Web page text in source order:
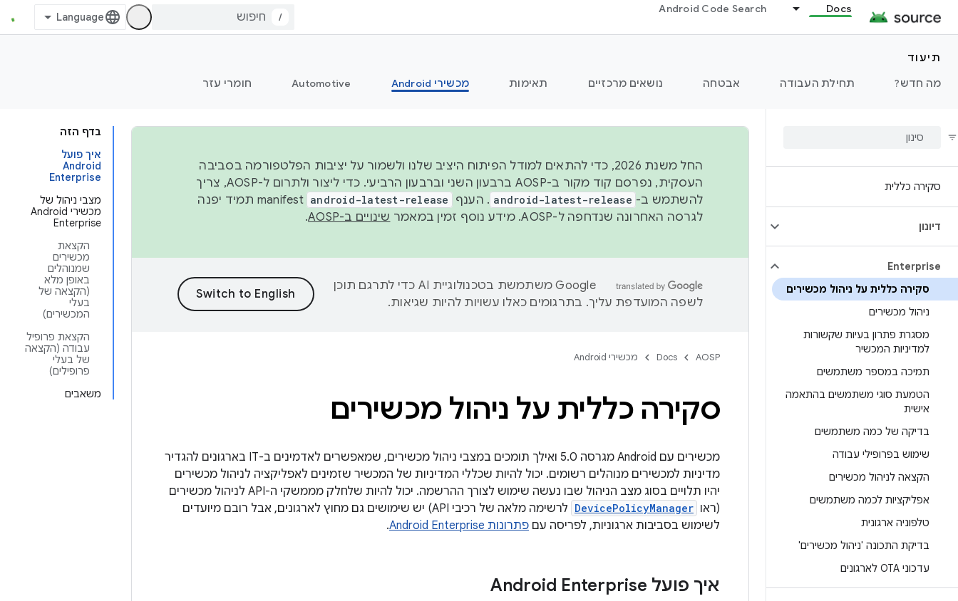
Docs
Android Code Search
/
תיעוד
מה חדש?
תחילת העבודה אבטחה נושאים מרכזיים תאימות מכשירי Android Automotive חומרי עזר
סקירה כללית
דיונון
Enterprise
סקירה כללית על ניהול מכשירים
ניהול מכשירים
מסגרת פתרון בעיות שקשורות
למדיניות המכשיר
תמיכה במספר משתמשים
הטמעת סוגי משתמשים בהתאמה
אישית
בדיקה של כמה משתמשים
שימוש בפרופילי עבודה
הקצאה לניהול מכשירים
אפליקציות לכמה משתמשים
טלפוניה ארגונית
בדיקת התכונה 'ניהול מכשירים'
עדכוני OTA לארגונים
בדף הזה
איך פועל
Android
Enterprise
מצבי ניהול של
מכשירי Android
Enterprise
הקצאת
מכשירים
שמנוהלים
באופן מלא
(הקצאה של
בעלי
המכשירים)
הקצאת פרופיל
עבודה (הקצאה
של בעלי
פרופילים)
משאבים
החל משנת 2026, כדי להתאים למודל הפיתוח היציב שלנו ולשמור על יציבות הפלטפורמה בסביבה
העסקית, נפרסם קוד מקור ב-AOSP ברבעון השני וברבעון הרביעי. כדי ליצור ולתרום ל-AOSP, צריך
להשתמש ב- android-latest-release . הענף android-latest-release
manifest תמיד יפנה
לגרסה האחרונה שנדחפה ל-AOSP. מידע נוסף זמין במאמר
שינויים ב-AOSP .
‫Google משתמשת בטכנולוגיית AI כדי לתרגם תוכן
לשפה המועדפת עליך. בתרגומים כאלו עשויות להיות שגיאות.
AOSP
Docs מכשירי Android
סקירה כללית על ניהול מכשירים
מכשירים עם Android מגרסה 5.0 ואילך תומכים במצבי ניהול מכשירים, שמאפשרים לאדמינים ב-IT בארגונים להגדיר
מדיניות למכשירים מנוהלים רשומים. יכול להיות שכללי המדיניות של המכשיר שזמינים לאפליקציה לניהול מכשירים
יהיו תלויים בסוג מצב הניהול שבו נעשה שימוש לצורך ההרשמה. יכול להיות שלחלק מממשקי ה-API לניהול מכשירים
(ראו DevicePolicyManager
לרשימה מלאה של רכיבי API) יש שימושים גם מחוץ לארגונים, אבל רובם מיועדים
לשימוש בסביבות ארגוניות, לפריסה עם פתרונות Android Enterprise .
איך פועל Android Enterprise